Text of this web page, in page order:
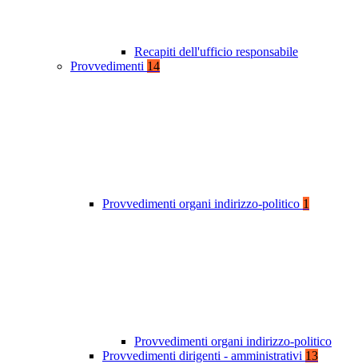
Recapiti dell'ufficio responsabile
Provvedimenti 14
Provvedimenti organi indirizzo-politico 1
Provvedimenti organi indirizzo-politico
Provvedimenti dirigenti - amministrativi 13